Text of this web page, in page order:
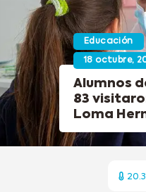
Educación
18 octubre,
Alumnos
83
Loma